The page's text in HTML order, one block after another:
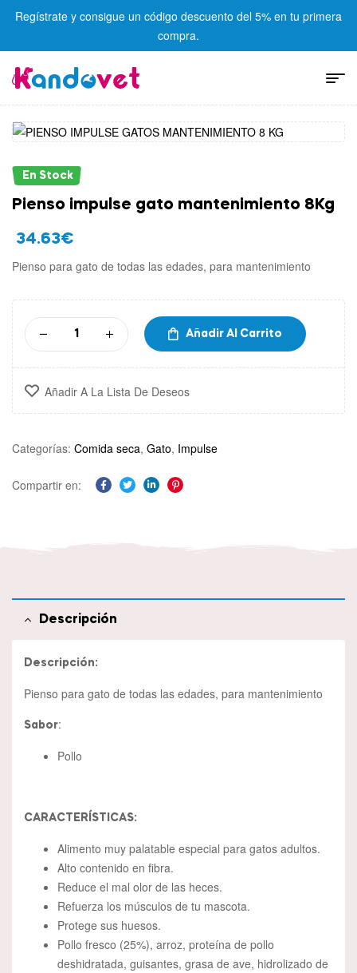
Regístrate y consigue un código descuento del 5% en tu primera
compra.
En Stock
Pienso impulse gato mantenimiento 8Kg
34.63€
Pienso para gato de todas las edades, para mantenimiento
Añadir Al Carrito
Añadir A La Lista De Deseos
Categorías: Comida seca, Gato, Impulse
Compartir en:
Facebook
TwitterLinkedinPinterest
Descripción
Descripción:
Pienso para gato de todas las edades, para mantenimiento
Sabor:
Pollo
CARACTERÍSTICAS:
Alimento muy palatable especial para gatos adultos.
Alto contenido en fibra.
Reduce el mal olor de las heces.
Refuerza los músculos de tu mascota.
Protege sus huesos.
Pollo fresco (25%), arroz, proteína de pollo
deshidratada, guisantes, grasa de ave, hidrolizado de